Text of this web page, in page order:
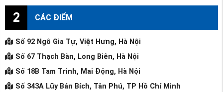
2 CÁC ĐIỂM
Số 92 Ngô Gia Tự, Việt Hưng, Hà Nội
Số 67 Thạch Bàn, Long Biên, Hà Nội
Số 18B Tam Trinh, Mai Động, Hà Nội
Số 343A Lũy Bán Bích, Tân Phú, TP Hồ Chí Minh